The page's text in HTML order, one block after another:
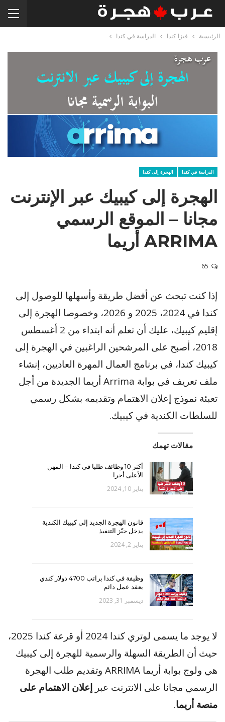
الرئيسية فيزا كندا الدراسة في كندا
الدراسة في كندا الهجرة إلى كندا
الهجرة إلى كيبيك عبر الإنترنت
مجانا – الموقع الرسمي
ARRIMA أريما
إذا كنت تبحث عن أفضل طريقة وأسهلها للوصول إلى
كندا في 2024، 2025 و 2026، وخصوصا الهجرة إلى
إقليم كيبيك، عليك أن تعلم أنه ابتداء من 2 أغسطس
2018، أصبح على المرشحين الراغبين في الهجرة إلى
كيبيك كندا، في برنامج العمال المهرة العاديين، إنشاء
ملف تعريف في بوابة Arrima أريما الجديدة من أجل
تعبئة نموذج إعلان الاهتمام وتقديمه بشكل رسمي
للسلطات الكندية في كيبيك.
مقالات تهمك
أكثر 10 وظائف طلبا في كندا – المهن
الأعلى أجرا
يناير 10, 2024
قانون الهجرة الجديد إلى كيبيك الكندية
يدخل حيّز التنفيذ
يناير 2, 2024
وظيفة في كندا براتب 4700 دولار كندي
بعقد عمل دائم
ديسمبر 31, 2023
لا يوجد ما يسمى لوتري كندا 2024 أو قرعة كندا 2025،
حيث أن الطريقة السهلة والرسمية للهجرة إلى كيبيك
هي ولوج بوابة أريما ARRIMA وتقديم طلب الهجرة
الرسمي مجانا على الانترنت عبر إعلان الاهتمام على
منصة أريما.